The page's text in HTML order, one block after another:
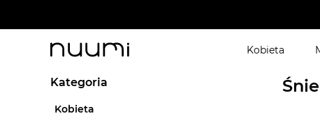
Kobieta
nuumi.pl > Marki
Kategoria
Kobieta